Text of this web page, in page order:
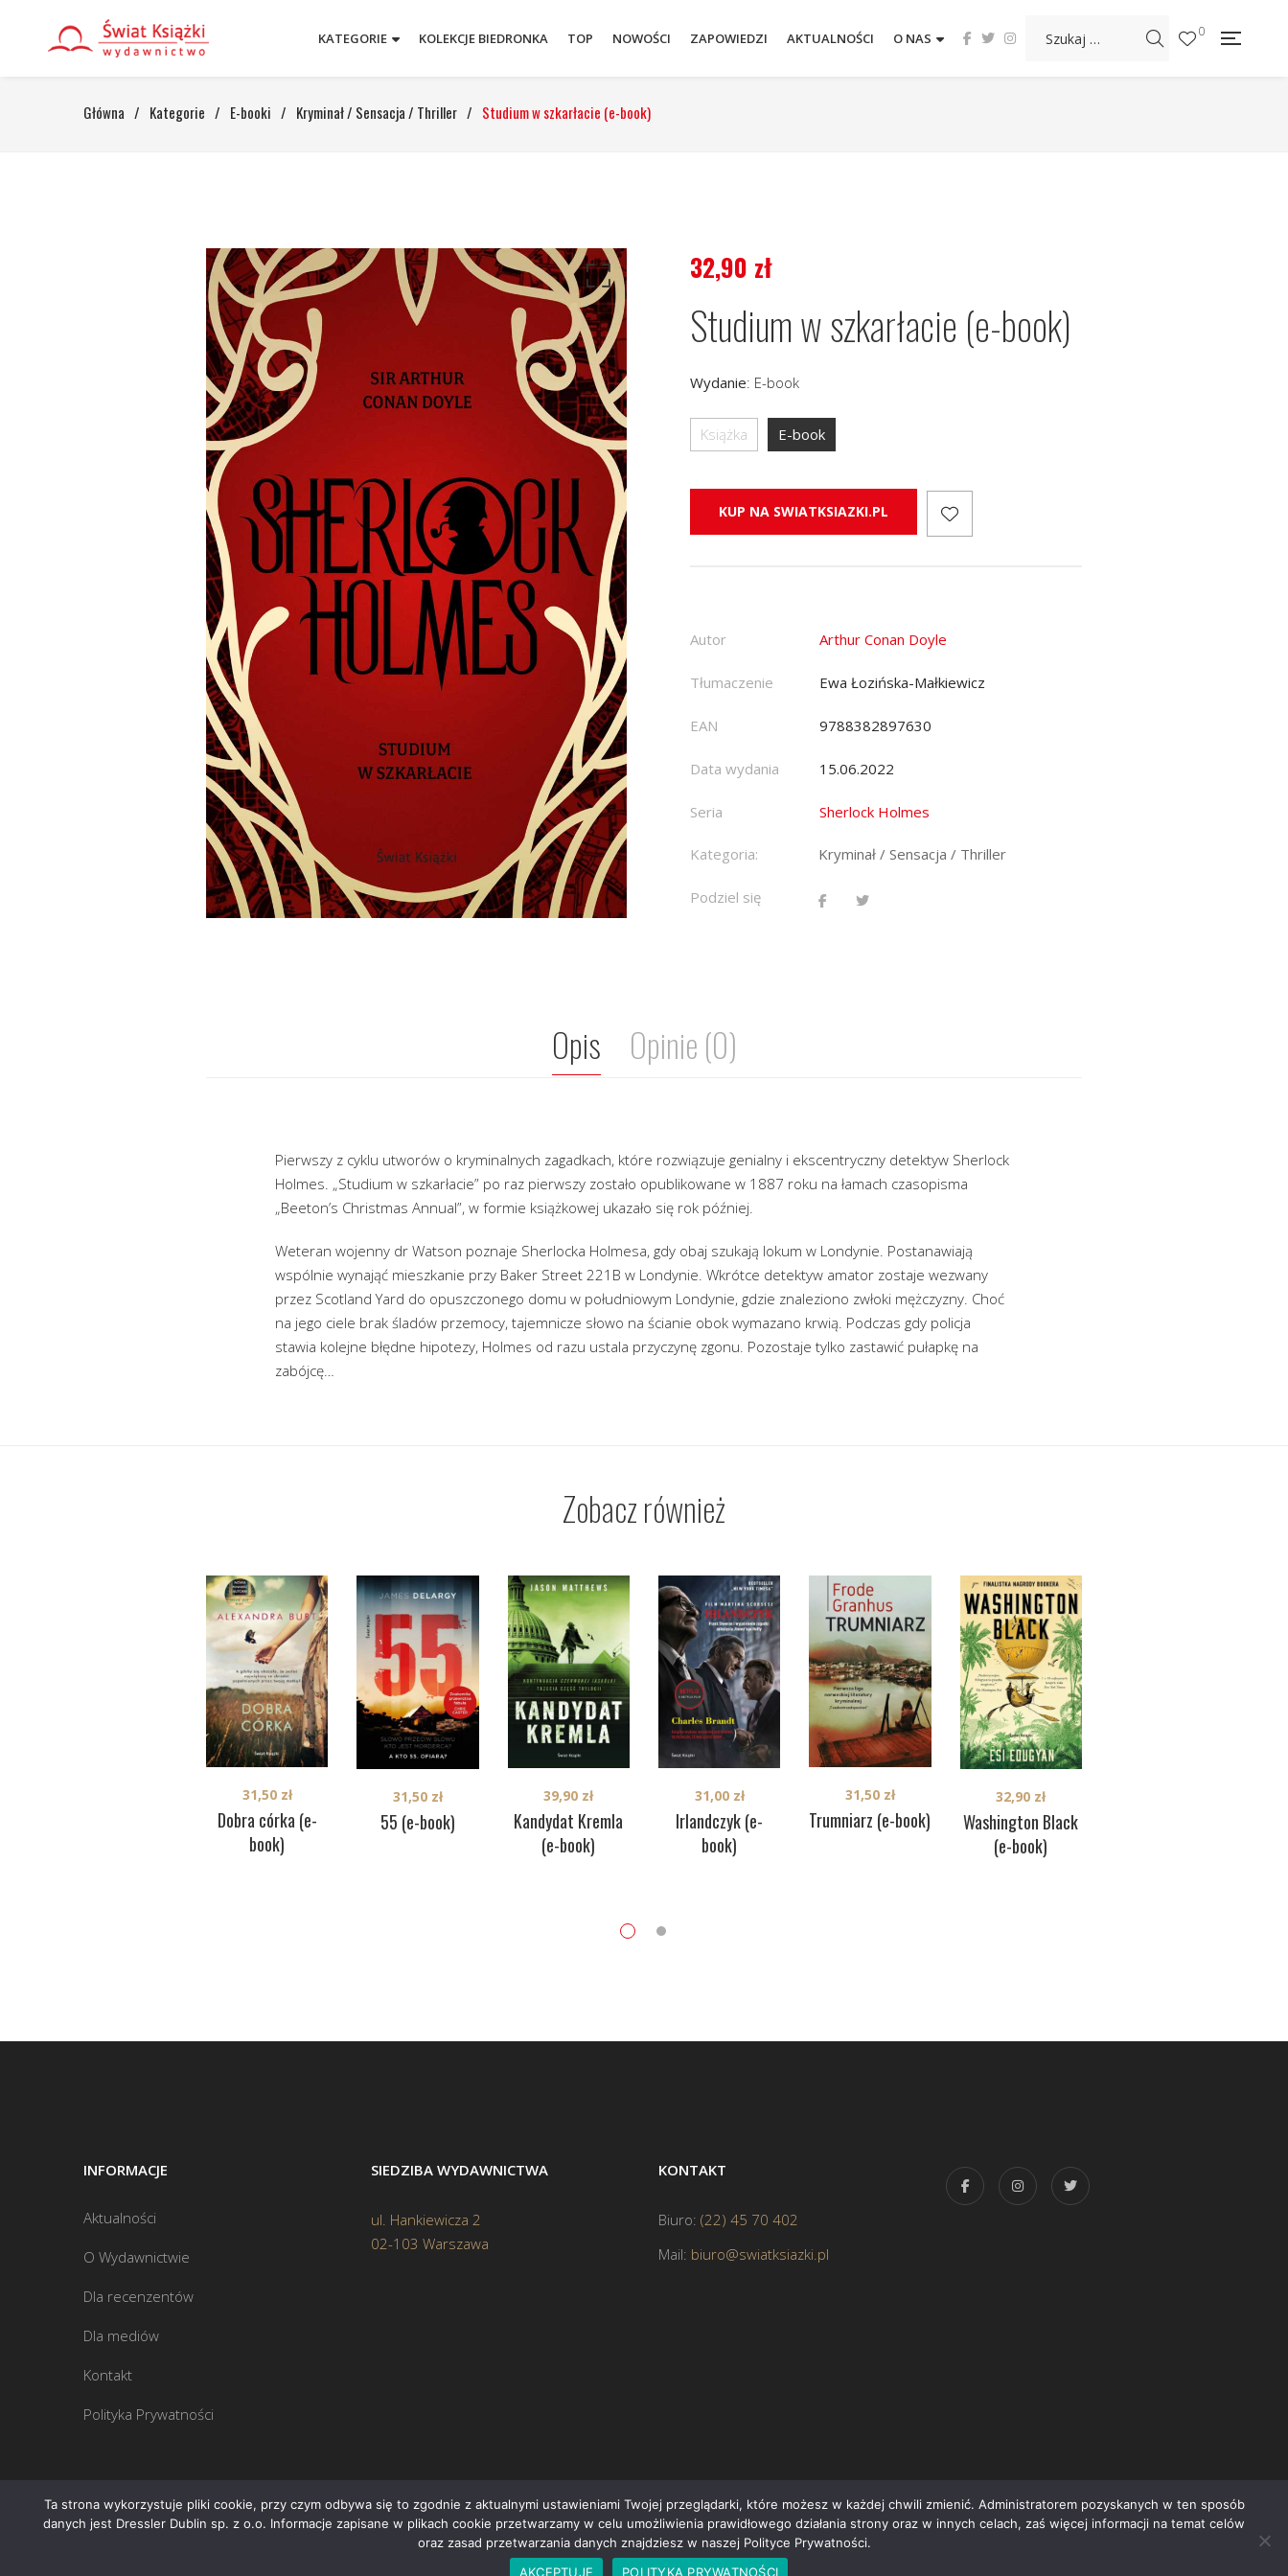
KATEGORIE KOLEKCJE BIEDRONKA TOP NOWOŚCI ZAPOWIEDZI AKTUALNOŚCI O NAS 0
Główna / Kategorie / E-booki / Kryminał / Sensacja / Thriller / Studium w szkarłacie (e-book)
32,90 zł
Studium w szkarłacie (e-book)
Wydanie: E-book
Książka E-book
KUP NA SWIATKSIAZKI.PL
Autor Arthur Conan Doyle
Tłumaczenie Ewa Łozińska-Małkiewicz
EAN 9788382897630
Data wydania 15.06.2022
Seria Sherlock Holmes
Kategoria: Kryminał / Sensacja / Thriller
Podziel się
Opis Opinie (0)
Pierwszy z cyklu utworów o kryminalnych zagadkach, które rozwiązuje genialny i ekscentryczny detektyw Sherlock
Holmes. „Studium w szkarłacie” po raz pierwszy zostało opublikowane w 1887 roku na łamach czasopisma
„Beeton’s Christmas Annual”, w formie książkowej ukazało się rok później.
Weteran wojenny dr Watson poznaje Sherlocka Holmesa, gdy obaj szukają lokum w Londynie. Postanawiają
wspólnie wynająć mieszkanie przy Baker Street 221B w Londynie. Wkrótce detektyw amator zostaje wezwany
przez Scotland Yard do opuszczonego domu w południowym Londynie, gdzie znaleziono zwłoki mężczyzny. Choć
na jego ciele brak śladów przemocy, tajemnicze słowo na ścianie obok wymazano krwią. Podczas gdy policja
stawia kolejne błędne hipotezy, Holmes od razu ustala przyczynę zgonu. Pozostaje tylko zastawić pułapkę na
zabójcę…
Zobacz również
Dobra córka (e-
book)
31,50 zł
55 (e-book)
31,50 zł
Kandydat Kremla
(e-book)
39,90 zł
Irlandczyk (e-
book)
31,00 zł
Trumniarz (e-book)
31,50 zł
Washington Black
(e-book)
32,90 zł
INFORMACJE
Aktualności
O Wydawnictwie
Dla recenzentów
Dla mediów
Kontakt
Polityka Prywatności
SIEDZIBA WYDAWNICTWA
ul. Hankiewicza 2
02-103 Warszawa
KONTAKT
Biuro: (22) 45 70 402
Mail: biuro@swiatksiazki.pl
Copyright © 2015 Świat Książki. Wszelkie prawa zastrzeżone
Ta strona wykorzystuje pliki cookie, przy czym odbywa się to zgodnie z aktualnymi ustawieniami Twojej przeglądarki, które możesz w każdej chwili zmienić. Administratorem pozyskanych w ten sposób
danych jest Dressler Dublin sp. z o.o. Informacje zapisane w plikach cookie przetwarzamy w celu umożliwienia prawidłowego działania strony oraz w innych celach, zaś więcej informacji na temat celów
oraz zasad przetwarzania danych znajdziesz w naszej Polityce Prywatności.
AKCEPTUJĘ
POLITYKA PRYWATNOŚCI